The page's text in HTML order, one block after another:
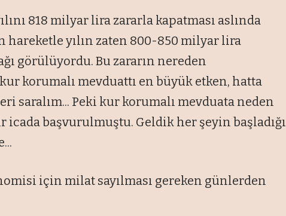
818 milyar lira zararla kapatması aslında
hareketle yılın zaten 800-850 milyar lira
görülüyordu. Bu zararın nereden
korumalı mevduattı en büyük etken, hatta
saralım... Peki kur korumalı mevduata neden
başvurulmuştu. Geldik her şeyin başladığı
için milat sayılması gereken günlerden